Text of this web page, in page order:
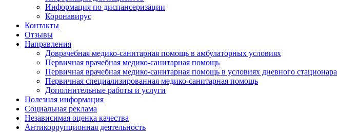
Информация по диспансеризации
Коронавирус
Контакты
Отзывы
Направления
Доврачебная медико-санитарная помощь в амбулаторных условиях
Первичная врачебная медико-санитарная помощь
Первичная врачебная медико-санитарная помощь в условиях дневного стационара
Первичная специализированная медико-санитарная помощь
Дополнительные работы и услуги
Полезная информация
Социальная реклама
Независимая оценка качества
Антикоррупционная деятельность